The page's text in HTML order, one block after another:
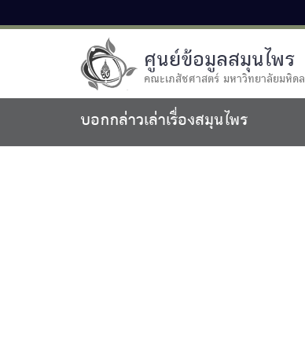
ศูนย์ข้อมูลสมุนไพร
คณะเภสัชศาสตร์ มหาวิทยาลัยมหิดล
บอกกล่าวเล่าเรื่องสมุนไพร